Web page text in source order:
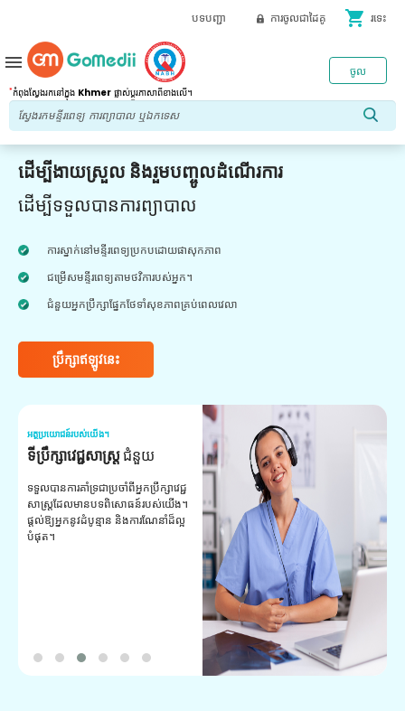
បទបញ្ជា ការចូលជាដៃគូ shopping_cart រទេះ
*កំពុងស្វែងរកនៅក្នុង Khmer ផ្លាស់ប្តូរភាសាពីខាងលើ។
ចូល
menu
ដើម្បីងាយស្រួល និងរួមបញ្ចូលដំណើរការ
ដើម្បីទទួលបានការព្យាបាល
ការស្នាក់នៅមន្ទីរពេទ្យប្រកបដោយផាសុកភាព
ជម្រើសមន្ទីរពេទ្យតាមថវិការបស់អ្នក។
ជំនួយអ្នកប្រឹក្សាផ្នែកថែទាំសុខភាពគ្រប់ពេលវេលា
ប្រឹក្សាឥឡូវនេះ
អត្ថប្រយោជន៍របស់យើង។
ទីប្រឹក្សាវេជ្ជសាស្ត្រជំនួយ
ទទួលបានការគាំទ្រជាប្រចាំពីអ្នកប្រឹក្សាវេជ្ជ
សាស្ត្រដែលមានបទពិសោធន៍របស់យើង។
ផ្តល់ឱ្យអ្នកនូវដំបូន្មាន និងការណែនាំដ៏ល្អ
បំផុត។